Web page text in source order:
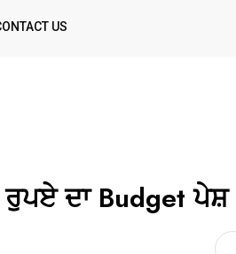
US
ਦਾ Budget ਪੇਸ਼